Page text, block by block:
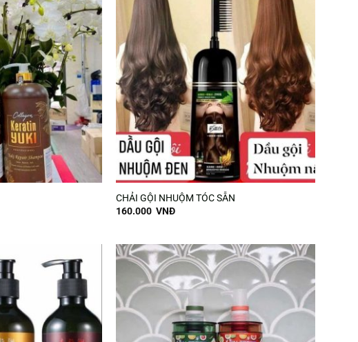
CHẢI GỘI NHUỘM TÓC SẴN
160.000 VNĐ